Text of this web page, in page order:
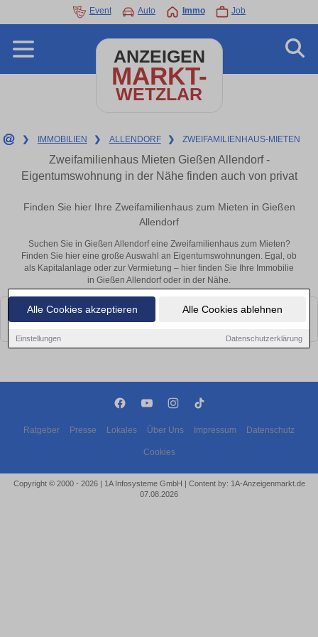
Alle Cookies akzeptieren Alle Cookies ablehnen
Einstellungen Datenschutzerklärung
Event Auto Immo Job
ANZEIGEN
MARKT-
WETZLAR
❯ IMMOBILIEN ❯ ALLENDORF ❯ ZWEIFAMILIENHAUS-MIETEN
Zweifamilienhaus Mieten Gießen Allendorf -
Eigentumswohnung in der Nähe finden auch von privat
Finden Sie hier Ihre Zweifamilienhaus zum Mieten in Gießen
Allendorf
Suchen Sie in Gießen Allendorf eine Zweifamilienhaus zum Mieten?
Finden Sie hier eine große Auswahl an Eigentumswohnungen. Egal, ob
als Kapitalanlage oder zur Vermietung – hier finden Sie Ihre Immobilie
in Gießen Allendorf oder in der Nähe.
Leider konnten wir derzeit keine passenden Objekte finden. Schauen Sie
bald wieder vorbei!
Ratgeber Presse Lokales Über Uns Impressum Datenschutz
Cookies
Copyright © 2000 - 2026 | 1A Infosysteme GmbH | Content by: 1A-Anzeigenmarkt.de
07.08.2026